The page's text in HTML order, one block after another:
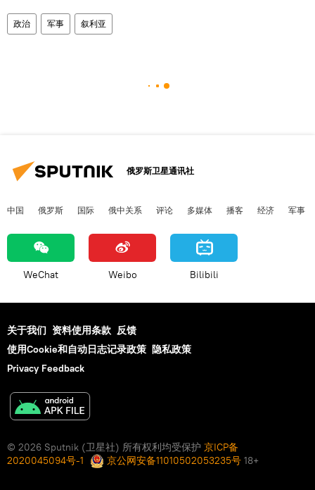
政治 军事 叙利亚
俄罗斯卫星通讯社
中国 俄罗斯 国际 俄中关系 评论 多媒体 播客 经济 军事
WeChat Weibo Bilibili
关于我们 资料使用条款 反馈
使用Cookie和自动日志记录政策 隐私政策
Privacy Feedback
© 2026 Sputnik (卫星社) 所有权利均受保护 京ICP备
2020045094号-1
京公网安备11010502053235号 18+